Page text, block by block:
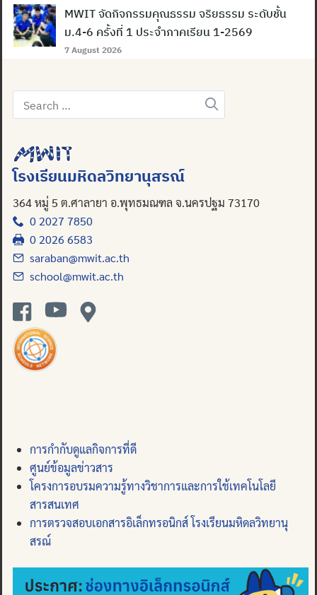
Search
MWIT จัดกิจกรรมคุณธรรม จริยธรรม ระดับชั้น
ม.4-6 ครั้งที่ 1 ประจำภาคเรียน 1-2569
7 August 2026
Search
for:
โรงเรียนมหิดลวิทยานุสรณ์
364 หมู่ 5 ต.ศาลายา อ.พุทธมณฑล จ.นครปฐม 73170
0 2027 7850
0 2026 6583
saraban@mwit.ac.th
school@mwit.ac.th
การกำกับดูแลกิจการที่ดี
ศูนย์ข้อมูลข่าวสาร
โครงการอบรมความรู้ทางวิชาการและการใช้เทคโนโลยี
สารสนเทศ
การตรวจสอบเอกสารอิเล็กทรอนิกส์ โรงเรียนมหิดลวิทยานุ
สรณ์